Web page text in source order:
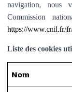
navigation, nous
Commission
https://www.cnil.fr/
Liste des cookies
Nom